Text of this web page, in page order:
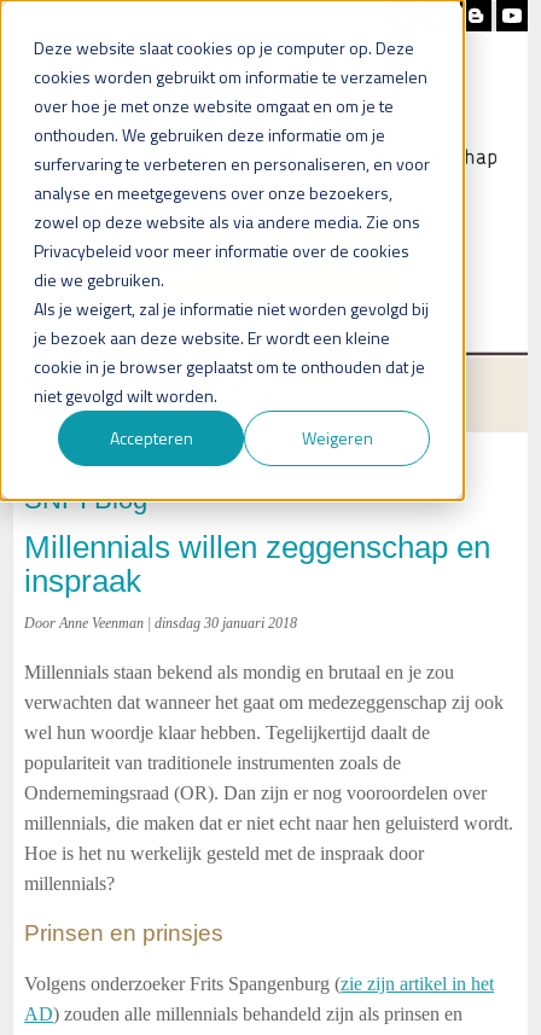
Deze website slaat cookies op je computer op. Deze
cookies worden gebruikt om informatie te verzamelen
over hoe je met onze website omgaat en om je te
onthouden. We gebruiken deze informatie om je
surfervaring te verbeteren en personaliseren, en voor
analyse en meetgegevens over onze bezoekers,
zowel op deze website als via andere media. Zie ons
Privacybeleid voor meer informatie over de cookies
die we gebruiken.
Als je weigert, zal je informatie niet worden gevolgd bij
je bezoek aan deze website. Er wordt een kleine
cookie in je browser geplaatst om te onthouden dat je
niet gevolgd wilt worden.
Accepteren
Weigeren
Heb je vragen?
SNPI Blog
Millennials willen zeggenschap en
inspraak
Door Anne Veenman | dinsdag 30 januari 2018
Millennials staan bekend als mondig en brutaal en je zou
verwachten dat wanneer het gaat om medezeggenschap zij ook
wel hun woordje klaar hebben. Tegelijkertijd daalt de
populariteit van traditionele instrumenten zoals de
Ondernemingsraad (OR). Dan zijn er nog vooroordelen over
millennials, die maken dat er niet echt naar hen geluisterd wordt.
Hoe is het nu werkelijk gesteld met de inspraak door
millennials?
Prinsen en prinsjes
Volgens onderzoeker Frits Spangenburg (zie zijn artikel in het
AD) zouden alle millennials behandeld zijn als prinsen en